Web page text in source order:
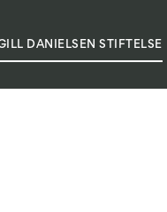
DANIELSEN STIFTELSE
ANSATTHÅNDBOK